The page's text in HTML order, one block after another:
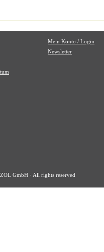
Mein Konto / Login
Newsletter
GmbH · All rights reserved